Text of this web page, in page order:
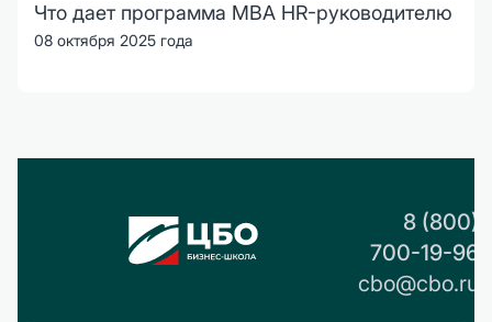
Что дает программа MBA HR-руководителю
08 октября 2025 года
8 (800)
700-19-96
cbo@cbo.ru